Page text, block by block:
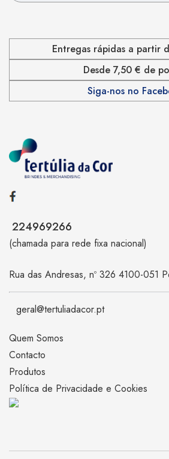
Entregas rápidas a partir
Desde 7,50 € de
Siga-nos no
224969266
(chamada para rede fixa nacional)
Rua das Andresas, nº 326 4100-051
geral@tertuliadacor.pt
Quem Somos
Contacto
Produtos
Política de Privacidade e Cookies